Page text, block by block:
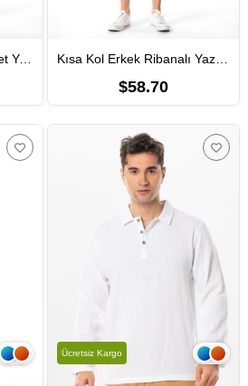
Uzun Kol Şile Bezi Bisiklet Yaka Etnik Erkek Yazlık T-shirt Lacivert Lcvt Kısa Kol Erkek Ribanalı Yazlık Müslin Tshirt İndigo indg
$58.70
Ücretsiz Kargo